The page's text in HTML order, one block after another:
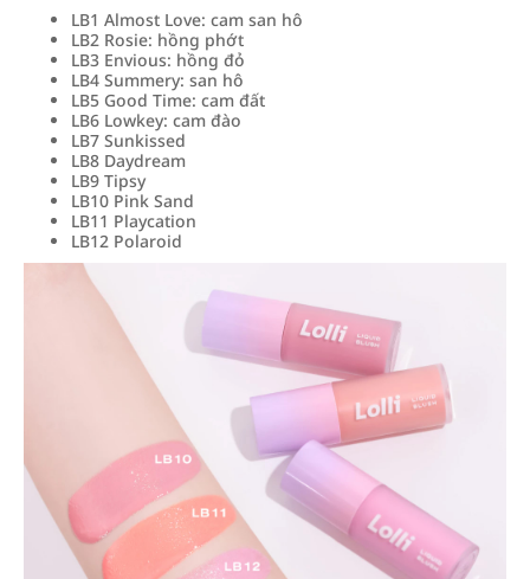
LB1 Almost Love: cam san hô
LB2 Rosie: hồng phớt
LB3 Envious: hồng đỏ
LB4 Summery: san hô
LB5 Good Time: cam đất
LB6 Lowkey: cam đào
LB7 Sunkissed
LB8 Daydream
LB9 Tipsy
LB10 Pink Sand
LB11 Playcation
LB12 Polaroid